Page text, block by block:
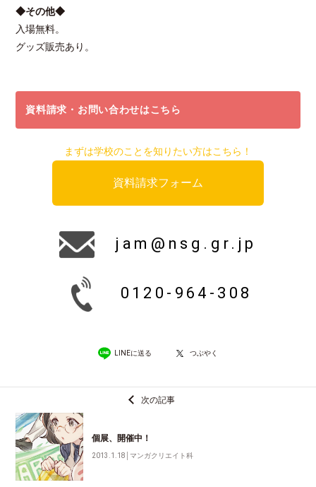
◆その他◆
入場無料。
グッズ販売あり。
資料請求・お問い合わせはこちら
まずは学校のことを知りたい方はこちら！
資料請求フォーム
jam@nsg.gr.jp
0120-964-308
LINEに送る つぶやく
次の記事
個展、開催中！
2013.1.18 │マンガクリエイト科